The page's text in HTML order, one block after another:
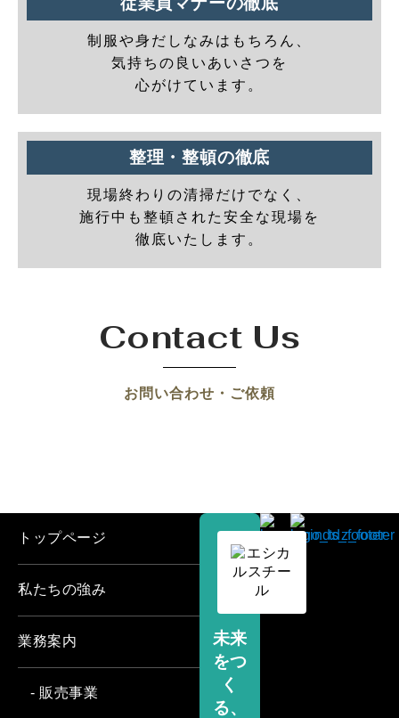
制服や身だしなみはもちろん、
気持ちの良いあいさつを
心がけています。
整理・整頓の徹底
現場終わりの清掃だけでなく、
施行中も整頓された安全な現場を
徹底いたします。
Contact Us
お問い合わせ・ご依頼
未来
をつ
く
る、
トップページ
私たちの強み
業務案内
- 販売事業